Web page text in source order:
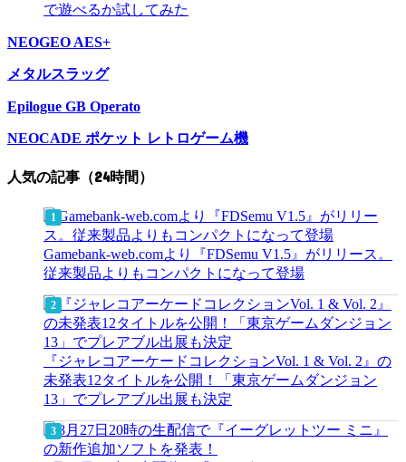
で遊べるか試してみた
NEOGEO AES+
メタルスラッグ
Epilogue GB Operato
NEOCADE ポケット レトロゲーム機
人気の記事（24時間）
Gamebank-web.comより『FDSemu V1.5』がリリース。
従来製品よりもコンパクトになって登場
『ジャレコアーケードコレクションVol. 1 & Vol. 2』の
未発表12タイトルを公開！「東京ゲームダンジョン
13」でプレアブル出展も決定